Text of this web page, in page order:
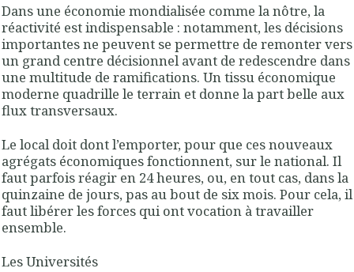
Dans une économie mondialisée comme la nôtre, la
réactivité est indispensable : notamment, les décisions
importantes ne peuvent se permettre de remonter vers
un grand centre décisionnel avant de redescendre dans
une multitude de ramifications. Un tissu économique
moderne quadrille le terrain et donne la part belle aux
flux transversaux.
Le local doit dont l’emporter, pour que ces nouveaux
agrégats économiques fonctionnent, sur le national. Il
faut parfois réagir en 24 heures, ou, en tout cas, dans la
quinzaine de jours, pas au bout de six mois. Pour cela, il
faut libérer les forces qui ont vocation à travailler
ensemble.
Les Universités